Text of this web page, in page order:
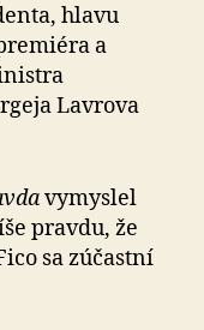
hlavu
a
Lavrova
vymyslel
pravdu, že
sa zúčastní